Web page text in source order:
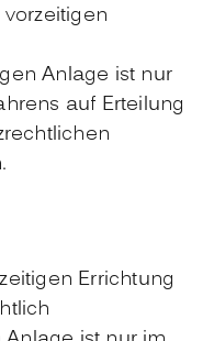
Anlage ist nur
auf Erteilung
Errichtung